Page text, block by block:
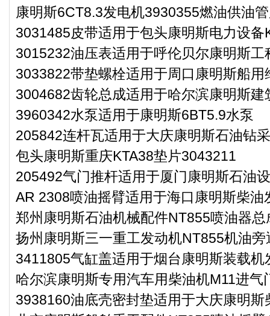
康明斯6CT8.3发电机3930355燃油供油
3031485皮带适用于包头康明斯电力设备
3015232油压表适用于呼伦贝尔康明斯
3033822带垫螺栓适用于周口康明斯船
3004682齿轮总成适用于哈尔滨康明斯建
3960342水泵适用于康明斯6BT5.9水泵
205842连杆瓦适用于大庆康明斯石油钻
包头康明斯重庆KTA38垫片3043211
205492气门推杆适用于厦门康明斯石油
AR 2308喷油摇臂适用于海口康明斯柴
郑州康明斯石油机械配件NT855喷油器
扬州康明斯三一重工发动机NT855机油
3411805气缸盖适用于烟台康明斯装载
哈尔滨康明斯专用汽车用柴油机M11进气
3938160油底壳密封垫适用于大庆康明